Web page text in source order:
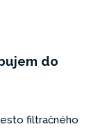
do
filtračného